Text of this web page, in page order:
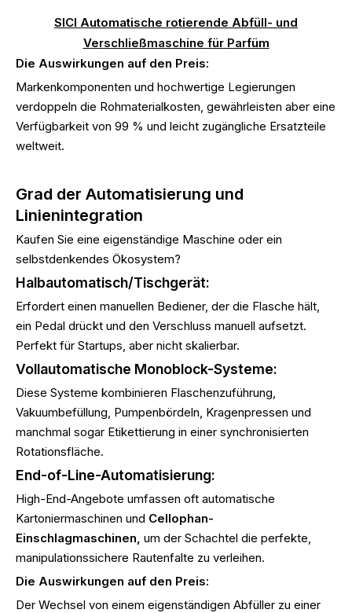
SICI Automatische rotierende Abfüll- und
Verschließmaschine für Parfüm
Die Auswirkungen auf den Preis:
Markenkomponenten und hochwertige Legierungen
verdoppeln die Rohmaterialkosten, gewährleisten aber eine
Verfügbarkeit von 99 % und leicht zugängliche Ersatzteile
weltweit.
Grad der Automatisierung und
Linienintegration
Kaufen Sie eine eigenständige Maschine oder ein
selbstdenkendes Ökosystem?
Halbautomatisch/Tischgerät:
Erfordert einen manuellen Bediener, der die Flasche hält,
ein Pedal drückt und den Verschluss manuell aufsetzt.
Perfekt für Startups, aber nicht skalierbar.
Vollautomatische Monoblock-Systeme:
Diese Systeme kombinieren Flaschenzuführung,
Vakuumbefüllung, Pumpenbördeln, Kragenpressen und
manchmal sogar Etikettierung in einer synchronisierten
Rotationsfläche.
End-of-Line-Automatisierung:
High-End-Angebote umfassen oft automatische
Kartoniermaschinen und Cellophan-
Einschlagmaschinen, um der Schachtel die perfekte,
manipulationssichere Rautenfalte zu verleihen.
Die Auswirkungen auf den Preis:
Der Wechsel von einem eigenständigen Abfüller zu einer